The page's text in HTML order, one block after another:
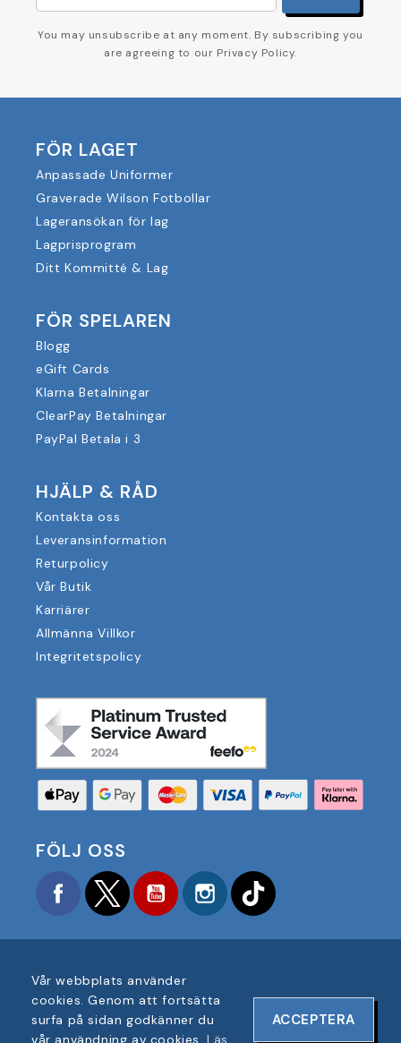
You may unsubscribe at any moment. By subscribing you
are agreeing to our Privacy Policy.
FÖR LAGET
Anpassade Uniformer
Graverade Wilson Fotbollar
Lageransökan för lag
Lagprisprogram
Ditt Kommitté & Lag
FÖR SPELAREN
Blogg
eGift Cards
Klarna Betalningar
ClearPay Betalningar
PayPal Betala i 3
HJÄLP & RÅD
Kontakta oss
Leveransinformation
Returpolicy
Vår Butik
Karriärer
Allmänna Villkor
Integritetspolicy
FÖLJ OSS
FacebookTwitter YouTubeInstagram
COPYRIGHT © 2025 FOOTBALL AMERICA UK ALLA
RÄTTIGHETER FÖRBEHÅLLNA
Vår webbplats använder
cookies. Genom att fortsätta
surfa på sidan godkänner du
vår användning av cookies.Läs
ACCEPTERA